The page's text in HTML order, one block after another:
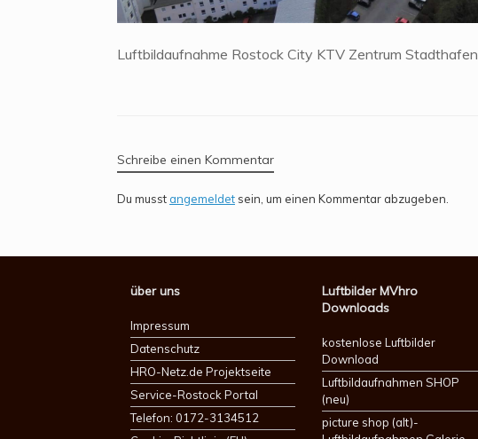
Luftbildaufnahme Rostock City KTV Zentrum Stadthafen
Schreibe einen Kommentar
Du musst angemeldet sein, um einen Kommentar abzugeben.
über uns
Impressum
Datenschutz
HRO-Netz.de Projektseite
Service-Rostock Portal
Telefon: 0172-3134512
Luftbilder MVhro
Downloads
kostenlose Luftbilder
Download
Luftbildaufnahmen SHOP
(neu)
picture shop (alt)-